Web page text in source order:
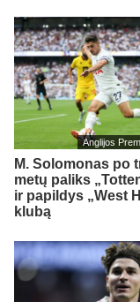
Anglijos
M. Solomonas po
metų paliks
ir papildys „West
klubą